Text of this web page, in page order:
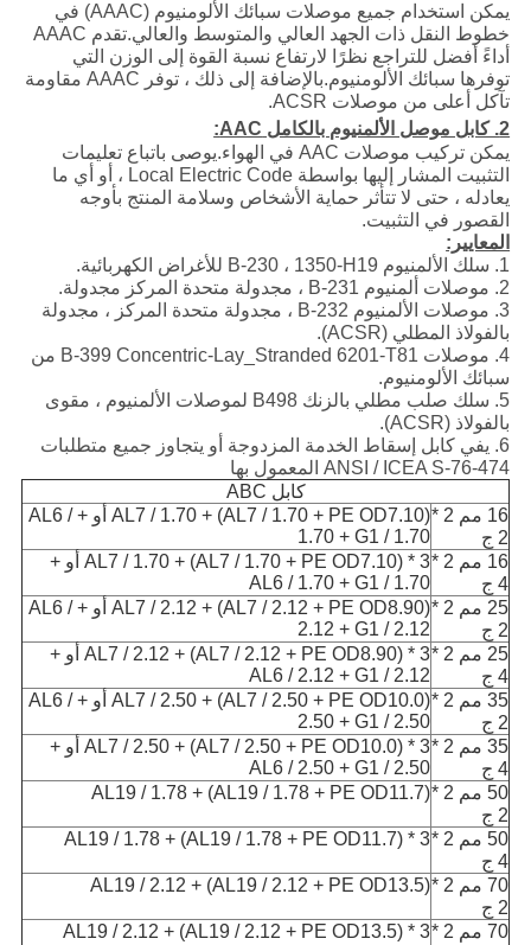
يمكن استخدام جميع موصلات سبائك الألومنيوم (AAAC) في
خطوط النقل ذات الجهد العالي والمتوسط ​​والعالي.تقدم AAAC
أداءً أفضل للتراجع نظرًا لارتفاع نسبة القوة إلى الوزن التي
توفرها سبائك الألومنيوم.بالإضافة إلى ذلك ، توفر AAAC مقاومة
تآكل أعلى من موصلات ACSR.
2. كابل موصل الألمنيوم بالكامل AAC:
يمكن تركيب موصلات AAC في الهواء.يوصى باتباع تعليمات
التثبيت المشار إليها بواسطة Local Electric Code ، أو أي ما
يعادله ، حتى لا تتأثر حماية الأشخاص وسلامة المنتج بأوجه
القصور في التثبيت.
المعايير:
1. سلك الألمنيوم B-230 ، 1350-H19 للأغراض الكهربائية.
2. موصلات ألمنيوم B-231 ، مجدولة متحدة المركز مجدولة.
3. موصلات الألمنيوم B-232 ، مجدولة متحدة المركز ، مجدولة
بالفولاذ المطلي (ACSR).
4. موصلات B-399 Concentric-Lay_Stranded 6201-T81 من
سبائك الألومنيوم.
5. سلك صلب مطلي بالزنك B498 لموصلات الألمنيوم ، مقوى
بالفولاذ (ACSR).
6. يفي كابل إسقاط الخدمة المزدوجة أو يتجاوز جميع متطلبات
ANSI / ICEA S-76-474 المعمول بها
كابل ABC
16 مم 2 *
2 ج
(AL7 / 1.70 + PE OD7.10) + AL7 / 1.70 أو + AL6 /
1.70 + G1 / 1.70
16 مم 2 *
4 ج
3 * (AL7 / 1.70 + PE OD7.10) + AL7 / 1.70 أو +
AL6 / 1.70 + G1 / 1.70
25 مم 2 *
2 ج
(AL7 / 2.12 + PE OD8.90) + AL7 / 2.12 أو + AL6 /
2.12 + G1 / 2.12
25 مم 2 *
4 ج
3 * (AL7 / 2.12 + PE OD8.90) + AL7 / 2.12 أو +
AL6 / 2.12 + G1 / 2.12
35 مم 2 *
2 ج
(AL7 / 2.50 + PE OD10.0) + AL7 / 2.50 أو + AL6 /
2.50 + G1 / 2.50
35 مم 2 *
4 ج
3 * (AL7 / 2.50 + PE OD10.0) + AL7 / 2.50 أو +
AL6 / 2.50 + G1 / 2.50
50 مم 2 *
2 ج
(AL19 / 1.78 + PE OD11.7) + AL19 / 1.78
50 مم 2 *
4 ج
3 * (AL19 / 1.78 + PE OD11.7) + AL19 / 1.78
70 مم 2 *
2 ج
(AL19 / 2.12 + PE OD13.5) + AL19 / 2.12
70 مم 2 *3 * (AL19 / 2.12 + PE OD13.5) + AL19 / 2.12